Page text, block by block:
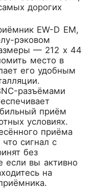
дорогих
EW-D EM,
рэковом
— 212 x 44
место в
его удобным
разъёмами
приём
условиях.
приёма
сигнал с
без
если вы активно
на